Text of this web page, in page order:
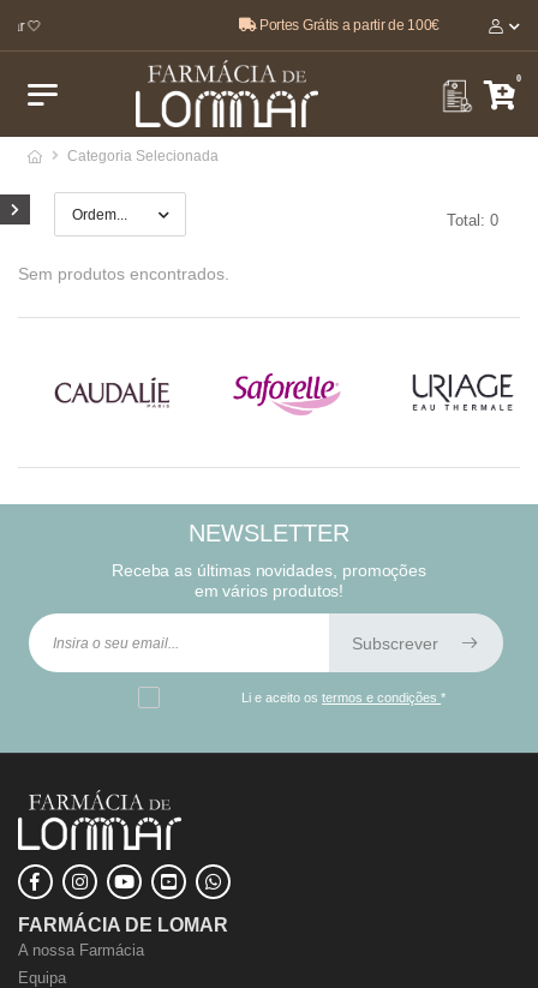
🤍 Portes Grátis a partir de 100€
0
Categoria Selecionada
Total: 0
Sem produtos encontrados.
NEWSLETTER
Receba as últimas novidades, promoções
em vários produtos!
Subscrever
Li e aceito ostermos e condições*
FARMÁCIA DE LOMAR
A nossa Farmácia
Equipa